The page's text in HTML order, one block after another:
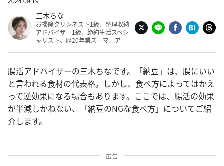
2024.09.19
三木ちな
お掃除クリンネスト1級、整理収納
アドバイザー1級、節約生活スペシ
ャリスト、歴20年業スーマニア
腸活アドバイザーの三木ちなです。「納豆」は、腸にいい
と言われる食材の代表格。しかし、食べ方によってはかえ
って逆効果になる場合もあります。ここでは、腸活の効果
が半減しかねない、「納豆のNGな食べ方」についてご紹
介します。
広告